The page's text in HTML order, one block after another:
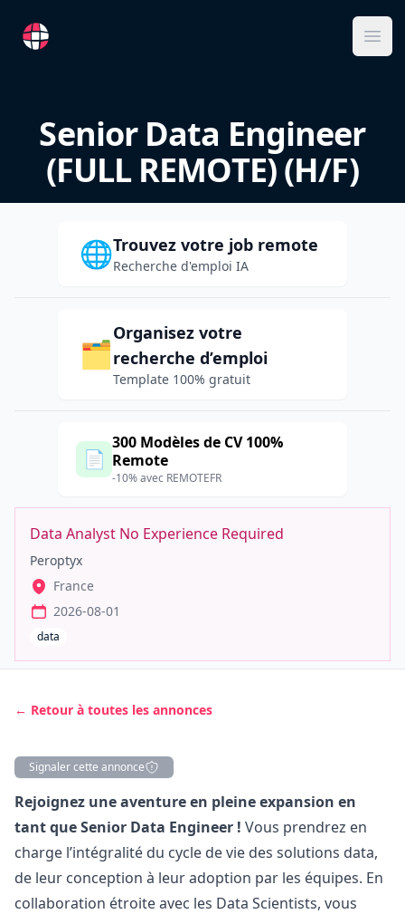
RemoteFR
Senior Data Engineer
(FULL REMOTE) (H/F)
🌐Trouvez votre job remote
Recherche d'emploi IA
🗂️
Organisez votre
recherche d’emploi
Template 100% gratuit
📄
300 Modèles de CV 100%
Remote
-10% avec REMOTEFR
Data Analyst No Experience Required
Peroptyx
France
2026-08-01
data
← Retour à toutes les annonces
Signaler cette annonce
Description
Rejoignez une aventure en pleine expansion en
tant que Senior Data Engineer ! Vous prendrez en
charge l’intégralité du cycle de vie des solutions data,
de leur conception à leur adoption par les équipes. En
collaboration étroite avec les Data Scientists, vous